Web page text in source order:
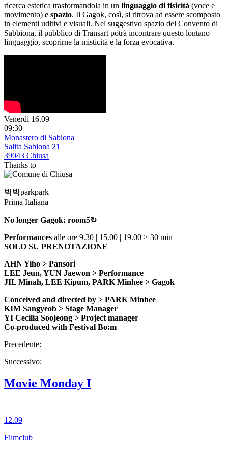
ricerca estetica trasformandola in un linguaggio di fisicità (voce e
movimento) e spazio. Il Gagok, così, si ritrova ad essere scomposto
in elementi uditivi e visuali. Nel suggestivo spazio del Convento di
Sabbiona, il pubblico di Transart potrà incontrare questo lontano
linguaggio, scoprirne la misticità e la forza evocativa.
Venerdì 16.09
09:30
Monastero di Sabiona
Salita Sabiona 21
39043 Chiusa
Thanks to
박박parkpark
Prima Italiana
No longer Gagok: room5↻
Performances alle ore 9.30 | 15.00 | 19.00 > 30 min
SOLO SU PRENOTAZIONE
AHN Yiho > Pansori
LEE Jeun, YUN Jaewon > Performance
JIL Minah, LEE Kipum, PARK Minhee > Gagok
Conceived and directed by > PARK Minhee
KIM Sangyeob > Stage Manager
YI Cecilia Soojeong > Project manager
Co-produced with Festival Bo:m
Precedente:
Successivo:
Movie Monday I
12.09
Filmclub